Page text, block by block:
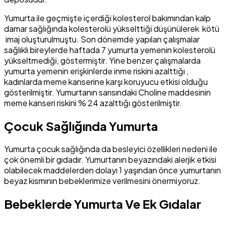
Yumurta ile geçmişte içerdiği kolesterol bakımından kalp
damar sağlığında kolesterolü yükselttiği düşünülerek kötü
imaj oluşturulmuştu. Son dönemde yapılan çalışmalar
sağlıklı bireylerde haftada 7 yumurta yemenin kolesterolü
yükseltmediği, göstermiştir. Yine benzer çalışmalarda
yumurta yemenin erişkinlerde inme riskini azalttığı ,
kadınlarda meme kanserine karşı koruyucu etkisi olduğu
gösterilmiştir. Yumurtanın sarısındaki Choline maddesinin
meme kanseri riskini % 24 azalttığı gösterilmiştir.
Çocuk Sağlığında Yumurta
Yumurta çocuk sağlığında da besleyici özellikleri nedeni ile
çok önemli bir gıdadır. Yumurtanın beyazındaki alerjik etkisi
olabilecek maddelerden dolayı 1 yaşından önce yumurtanın
beyaz kısmının bebeklerimize verilmesini önermiyoruz.
Bebeklerde Yumurta Ve Ek Gıdalar